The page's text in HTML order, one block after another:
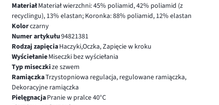
MateriałMateriał wierzchni: 45% poliamid, 42% poliamid (z
recyclingu), 13% elastan; Koronka: 88% poliamid, 12% elastan
Kolorczarny
Numer artykułu94821381
Rodzaj zapięciaHaczyki,Oczka, Zapięcie w kroku
WyściełanieMiseczki bez wyściełania
Typ miseczkize szwem
RamiączkaTrzystopniowa regulacja, regulowane ramiączka,
Dekoracyjne ramiączka
PielęgnacjaPranie w pralce 40°C